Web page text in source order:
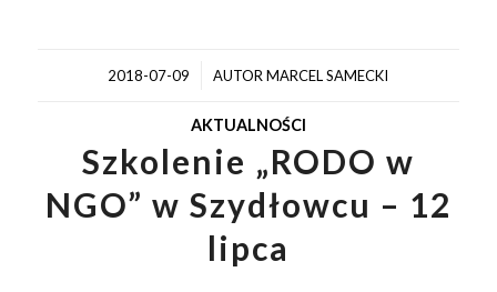
2018-07-09
/ AUTORMARCEL SAMECKI
AKTUALNOŚCI
Szkolenie „RODO w
NGO” w Szydłowcu – 12
lipca